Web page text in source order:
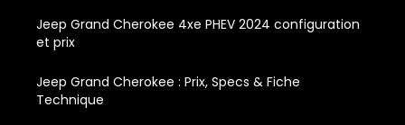
Jeep Grand Cherokee 4xe PHEV 2024 configuration
et prix
Jeep Grand Cherokee : Prix, Specs & Fiche
Technique